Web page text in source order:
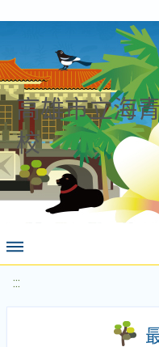
高雄市立海
校
:::